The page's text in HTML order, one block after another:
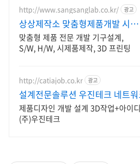
http://www.sangsanglab.co.kr/ 광고
상상제작소 맞춤형제품개발 시제
품 개발 제작 전문기업!
맞춤형 제품 전문 개발 기구설계,
S/W, H/W, 시제품제작, 3D 프린팅
http://catiajob.co.kr 광고
설계전문솔루션 우진테크 네트
업
제품디자인 개발 설계 3D작업+아이
(주)우진테크